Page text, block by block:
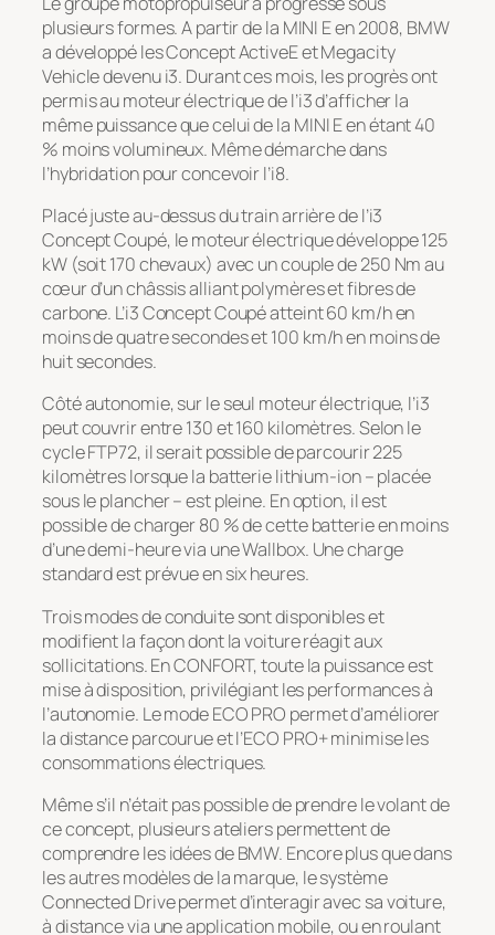
plusieurs formes. A partir de la MINI E en 2008, BMW
a développé les Concept ActiveE et Megacity
Vehicle devenu i3. Durant ces mois, les progrès ont
permis au moteur électrique de l’i3 d’afficher la
même puissance que celui de la MINI E en étant 40
% moins volumineux. Même démarche dans
l’hybridation pour concevoir l’i8.
Placé juste au-dessus du train arrière de l’i3
Concept Coupé, le moteur électrique développe 125
kW (soit 170 chevaux) avec un couple de 250 Nm au
cœur d’un châssis alliant polymères et fibres de
carbone. L’i3 Concept Coupé atteint 60 km/h en
moins de quatre secondes et 100 km/h en moins de
huit secondes.
Côté autonomie, sur le seul moteur électrique, l’i3
peut couvrir entre 130 et 160 kilomètres. Selon le
cycle FTP72, il serait possible de parcourir 225
kilomètres lorsque la batterie lithium-ion – placée
sous le plancher – est pleine. En option, il est
possible de charger 80 % de cette batterie en moins
d’une demi-heure via une Wallbox. Une charge
standard est prévue en six heures.
Trois modes de conduite sont disponibles et
modifient la façon dont la voiture réagit aux
sollicitations. En CONFORT, toute la puissance est
mise à disposition, privilégiant les performances à
l’autonomie. Le mode ECO PRO permet d’améliorer
la distance parcourue et l’ECO PRO+ minimise les
consommations électriques.
Même s’il n’était pas possible de prendre le volant de
ce concept, plusieurs ateliers permettent de
comprendre les idées de BMW. Encore plus que dans
les autres modèles de la marque, le système
Connected Drive permet d’interagir avec sa voiture,
à distance via une application mobile, ou en roulant